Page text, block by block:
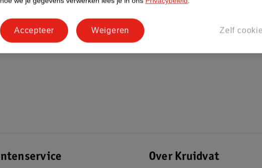
Over Kruidvat
Zelf
Weigeren
Accepteer